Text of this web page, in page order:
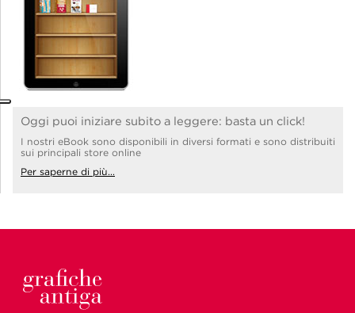
Oggi puoi iniziare subito a leggere: basta un click!
I nostri eBook sono disponibili in diversi formati e sono distribuiti
sui principali store online
Per saperne di più...